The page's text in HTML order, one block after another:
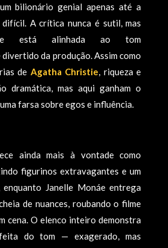
bilionário genial apenas até a
A crítica nunca é sutil, mas
está alinhada ao tom
da produção. Assim como
de Agatha Christie , riqueza e
dramática, mas aqui ganham o
farsa sobre egos e influência.
ainda mais à vontade como
figurinos extravagantes e um
Janelle Monáe entrega
de nuances, roubando o filme
cena. O elenco inteiro demonstra
do tom — exagerado, mas